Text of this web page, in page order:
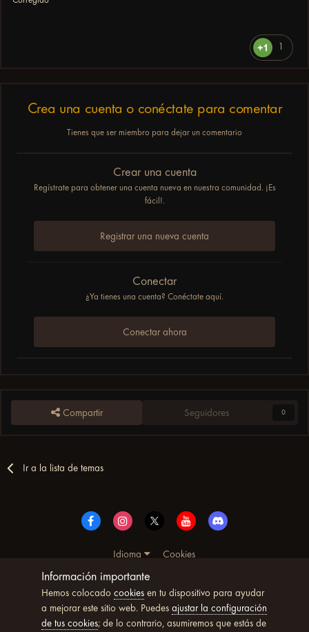
1
Crea una cuenta o conéctate para comentar
Tienes que ser miembro para dejar un comentario
Crear una cuenta
Regístrate para obtener una cuenta nueva en nuestra comunidad. ¡Es
fácil!.
Registrar una nueva cuenta
Conectar
¿Ya tienes una cuenta? Conéctate aquí.
Conectar ahora
Compartir Seguidores 0
Ir a la lista de temas
Idioma
Cookies
© Copyright UltimoWoW™ 2025. Todos los derechos
reservados
Powered by Invision Community
Información importante
Hemos colocado cookiesen tu dispositivo para ayudar
a mejorar este sitio web. Puedes ajustar la configuración
de tus cookies; de lo contrario, asumiremos que estás de